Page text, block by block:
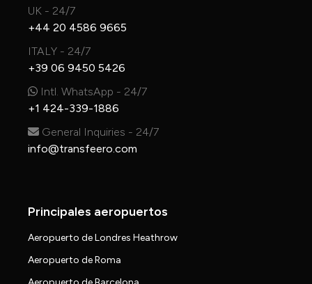
UK - 24/7
+44 20 4586 9665
ITALY - 24/7
+39 06 9450 5426
Intl. WhatsApp - 24/7
+1 424-339-1886
General Inquiries - 24/7
info@transfeero.com
Principales aeropuertos
Aeropuerto de Londres Heathrow
Aeropuerto de Roma